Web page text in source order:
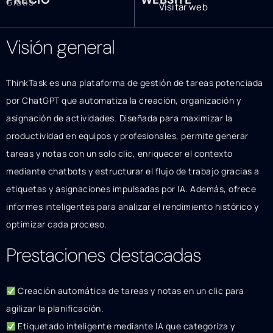
Visitar web
Visión general
ThinkTask es una plataforma de gestión de tareas potenciada
por ChatGPT que automatiza la creación, organización y
asignación de actividades. Diseñada para maximizar la
productividad en equipos y profesionales, permite generar
tareas y notas con un solo clic, enriquecer el contexto
mediante chatbots y estructurar el flujo de trabajo gracias a
etiquetas y asignaciones impulsadas por IA. Además, ofrece
informes inteligentes para analizar el rendimiento histórico y
optimizar cada proceso.
Prestaciones destacadas
Creación automática de tareas y notas en un clic para
agilizar la planificación.
Etiquetado inteligente mediante IA que categoriza y